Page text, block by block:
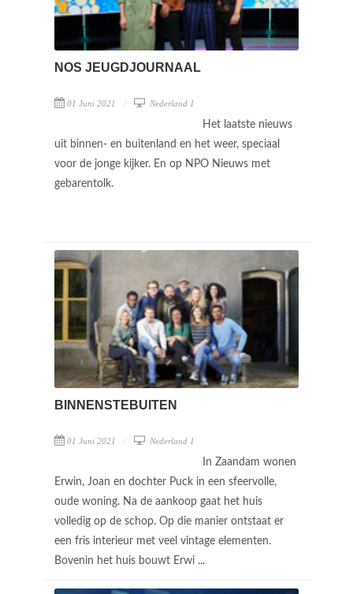
NOS JEUGDJOURNAAL
01 Juni 2021 Nederland 1
Het laatste nieuws
uit binnen- en buitenland en het weer, speciaal
voor de jonge kijker. En op NPO Nieuws met
gebarentolk.
BINNENSTEBUITEN
01 Juni 2021 Nederland 1
In Zaandam wonen
Erwin, Joan en dochter Puck in een sfeervolle,
oude woning. Na de aankoop gaat het huis
volledig op de schop. Op die manier ontstaat er
een fris interieur met veel vintage elementen.
Bovenin het huis bouwt Erwi ...